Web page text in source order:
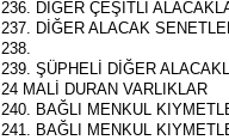
236. DİĞER ÇEŞİTLİ
237. DİĞER ALACAK
238.
239. ŞÜPHELİ DİĞER
24 MALİ DURAN VARLIKLAR
240. BAĞLI MENKUL
241. BAĞLI MENKUL